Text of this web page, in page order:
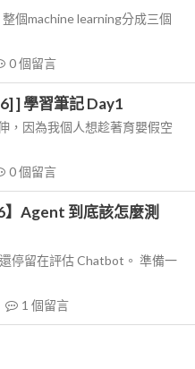
個machine learning分成三個
0個留言
] 學習筆記 Day1
，因為我個人想趁著育嬰假空
0個留言
】Agent 到底該怎麼測
停留在評估 Chatbot。 準備一
1 個留言